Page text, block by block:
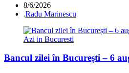
8/6/2026
.Radu Marinescu
Azi in Bucuresti
Bancul zilei în București – 6